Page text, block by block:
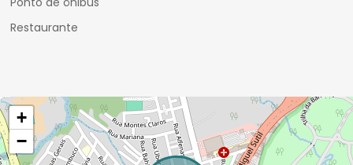
Restaurante
+
−